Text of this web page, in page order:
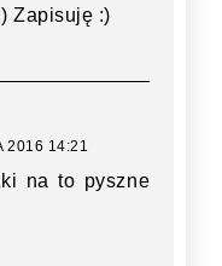
Zapisuję :)
2016 14:21
na to pyszne